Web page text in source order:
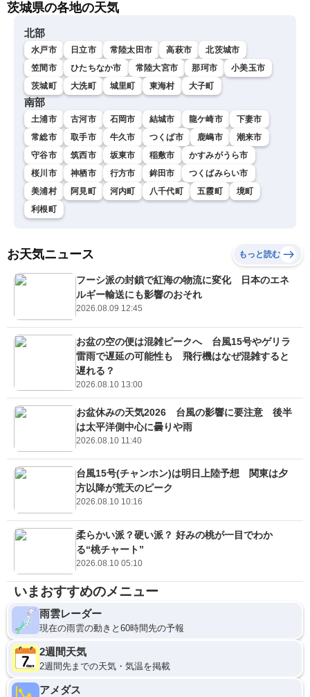
茨城県の各地の天気
北部
水戸市 日立市 常陸太田市 高萩市
北茨城市
笠間市
ひたちなか市 常陸大宮市 那珂市
小美玉市
茨城町
大洗町 城里町 東海村 大子町
南部
土浦市 古河市 石岡市 結城市 龍ケ崎市
下妻市
常総市
取手市 牛久市 つくば市 鹿嶋市
潮来市
守谷市
筑西市 坂東市 稲敷市
かすみがうら市
桜川市
神栖市 行方市 鉾田市
つくばみらい市
美浦村
阿見町 河内町 八千代町 五霞町
境町
利根町
お天気ニュース もっと読む
フーシ派の封鎖で紅海の物流に変化 日本のエネ
ルギー輸送にも影響のおそれ
2026.08.09 12:45
お盆の空の便は混雑ピークへ 台風15号やゲリラ
雷雨で遅延の可能性も 飛行機はなぜ混雑すると
遅れる？
2026.08.10 13:00
お盆休みの天気2026 台風の影響に要注意 後半
は太平洋側中心に曇りや雨
2026.08.10 11:40
台風15号(チャンホン)は明日上陸予想 関東は夕
方以降が荒天のピーク
2026.08.10 10:16
柔らかい派？硬い派？ 好みの桃が一目でわか
る“桃チャート”
2026.08.10 05:10
いまおすすめのメニュー
雨雲レーダー
現在の雨雲の動きと60時間先の予報
2週間天気
2週間先までの天気・気温を掲載
アメダス